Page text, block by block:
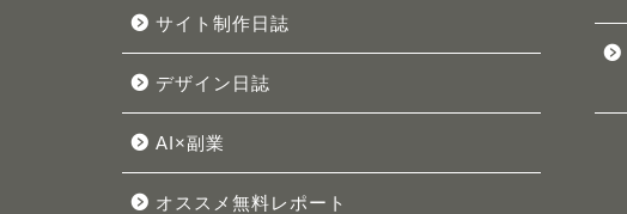
サイト制作日誌
デザイン日誌
AI×副業
オススメ無料レポート